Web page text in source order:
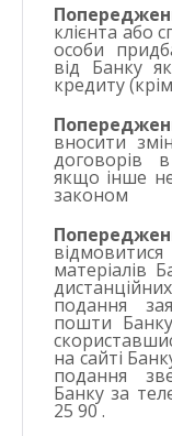
клієнта або
особи
від Банку
кредиту
вносити
договорів
якщо інше
законом
матеріалів
подання
пошти Банку
на сайті
подання
Банку за
25 90 .